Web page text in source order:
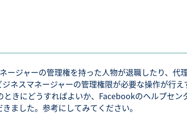
SNS勉強会・eラーニング
ージャーの管理権を持った人物が退職したり、代
ネスマネージャーの管理権限が必要な操作が行
ときにどうすればよいか、Facebookのヘルプセン
ました。参考にしてみてください。